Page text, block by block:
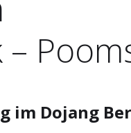
im Dojang